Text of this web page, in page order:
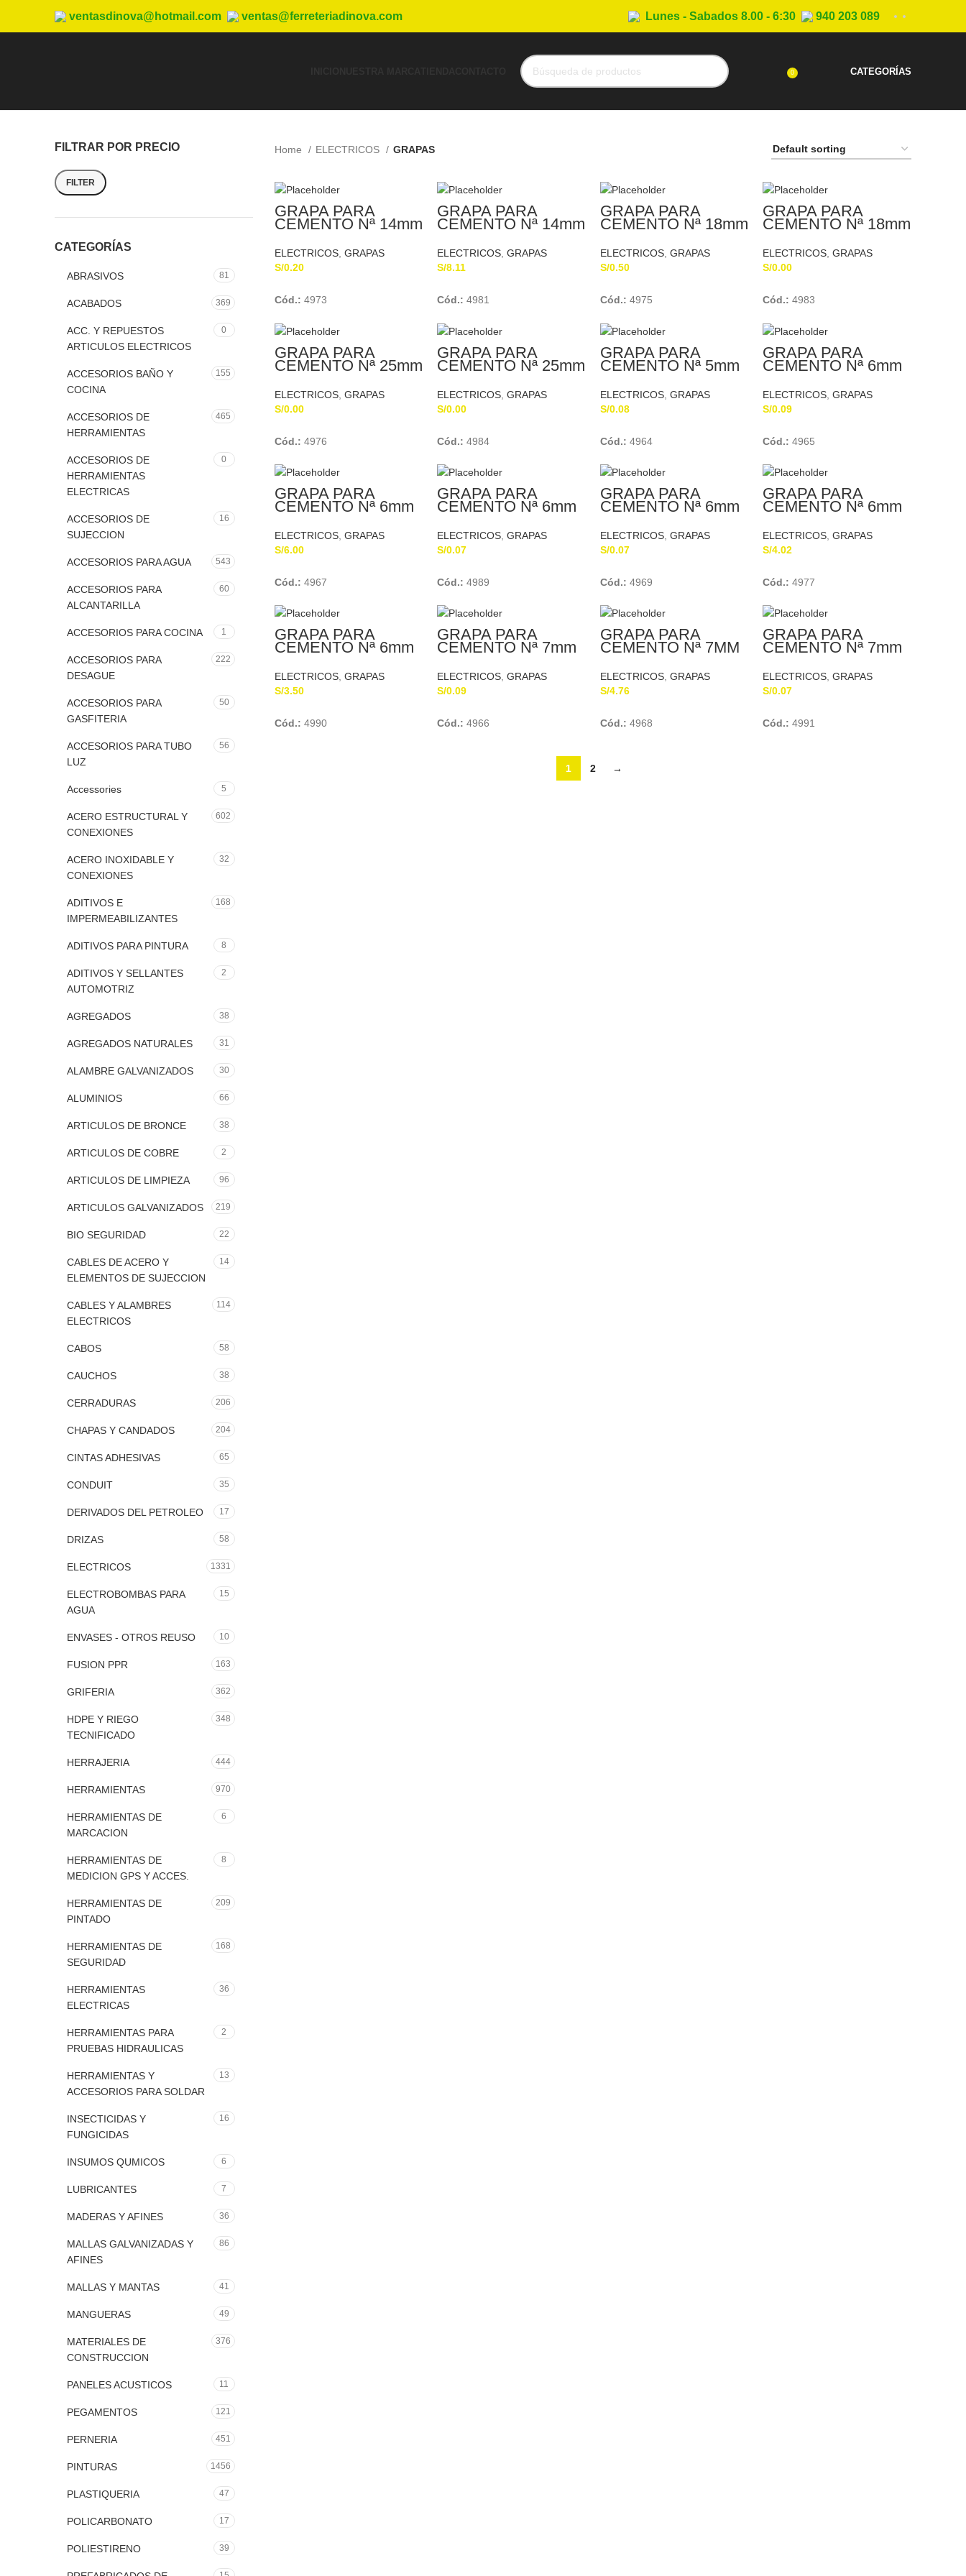
ventasdinova@hotmail.com ventas@ferreteriadinova.com Lunes - Sabados 8.00 - 6:30 940 203 089
0 CATEGORÍAS
FILTRAR POR PRECIO
FILTER
CATEGORÍAS
ABRASIVOS 81
ACABADOS 369
ACC. Y REPUESTOS
ARTICULOS ELECTRICOS
0
ACCESORIOS BAÑO Y
COCINA
155
ACCESORIOS DE
HERRAMIENTAS
465
ACCESORIOS DE
HERRAMIENTAS
ELECTRICAS
0
ACCESORIOS DE
SUJECCION
16
ACCESORIOS PARA AGUA 543
ACCESORIOS PARA
ALCANTARILLA
60
ACCESORIOS PARA COCINA 1
ACCESORIOS PARA
DESAGUE
222
ACCESORIOS PARA
GASFITERIA
50
ACCESORIOS PARA TUBO
LUZ
56
Accessories 5
ACERO ESTRUCTURAL Y
CONEXIONES
602
ACERO INOXIDABLE Y
CONEXIONES
32
ADITIVOS E
IMPERMEABILIZANTES
168
ADITIVOS PARA PINTURA 8
ADITIVOS Y SELLANTES
AUTOMOTRIZ
2
AGREGADOS 38
AGREGADOS NATURALES 31
ALAMBRE GALVANIZADOS 30
ALUMINIOS 66
ARTICULOS DE BRONCE 38
ARTICULOS DE COBRE 2
ARTICULOS DE LIMPIEZA 96
ARTICULOS GALVANIZADOS 219
BIO SEGURIDAD 22
CABLES DE ACERO Y
ELEMENTOS DE SUJECCION
14
CABLES Y ALAMBRES
ELECTRICOS
114
CABOS 58
CAUCHOS 38
CERRADURAS 206
CHAPAS Y CANDADOS 204
CINTAS ADHESIVAS 65
CONDUIT 35
DERIVADOS DEL PETROLEO 17
DRIZAS 58
ELECTRICOS 1331
ELECTROBOMBAS PARA
AGUA
15
ENVASES - OTROS REUSO 10
FUSION PPR 163
GRIFERIA 362
HDPE Y RIEGO
TECNIFICADO
348
HERRAJERIA 444
HERRAMIENTAS 970
HERRAMIENTAS DE
MARCACION
6
HERRAMIENTAS DE
MEDICION GPS Y ACCES.
8
HERRAMIENTAS DE
PINTADO
209
HERRAMIENTAS DE
SEGURIDAD
168
HERRAMIENTAS
ELECTRICAS
36
HERRAMIENTAS PARA
PRUEBAS HIDRAULICAS
2
HERRAMIENTAS Y
ACCESORIOS PARA SOLDAR
13
INSECTICIDAS Y
FUNGICIDAS
16
INSUMOS QUMICOS 6
LUBRICANTES 7
MADERAS Y AFINES 36
MALLAS GALVANIZADAS Y
AFINES
86
MALLAS Y MANTAS 41
MANGUERAS 49
MATERIALES DE
CONSTRUCCION
376
PANELES ACUSTICOS 11
PEGAMENTOS 121
PERNERIA 451
PINTURAS 1456
PLASTIQUERIA 47
POLICARBONATO 17
POLIESTIRENO 39
Home ELECTRICOS GRAPAS
GRAPA PARA
CEMENTO Nª 14mm
ELECTRICOS, GRAPAS
S/0.20
Cód.: 4973
GRAPA PARA
CEMENTO Nª 14mm
ELECTRICOS,GRAPAS
S/8.11
Cód.: 4981
GRAPA PARA
CEMENTO Nª 18mm
ELECTRICOS, GRAPAS
S/0.50
Cód.: 4975
GRAPA PARA
CEMENTO Nª 18mm
ELECTRICOS,GRAPAS
S/0.00
Cód.: 4983
GRAPA PARA
CEMENTO Nª 25mm
ELECTRICOS, GRAPAS
S/0.00
Cód.: 4976
GRAPA PARA
CEMENTO Nª 25mm
ELECTRICOS ,GRAPAS
S/0.00
Cód.: 4984
GRAPA PARA
CEMENTO Nª 5mm
ELECTRICOS, GRAPAS
S/0.08
Cód.: 4964
GRAPA PARA
CEMENTO Nª 6mm
ELECTRICOS ,GRAPAS
S/0.09
Cód.: 4965
GRAPA PARA
CEMENTO Nª 6mm
ELECTRICOS, GRAPAS
S/6.00
Cód.: 4967
GRAPA PARA
CEMENTO Nª 6mm
ELECTRICOS ,GRAPAS
S/0.07
Cód.: 4989
GRAPA PARA
CEMENTO Nª 6mm
ELECTRICOS, GRAPAS
S/0.07
Cód.: 4969
GRAPA PARA
CEMENTO Nª 6mm
ELECTRICOS ,GRAPAS
S/4.02
Cód.: 4977
GRAPA PARA
CEMENTO Nª 6mm
ELECTRICOS, GRAPAS
S/3.50
Cód.: 4990
GRAPA PARA
CEMENTO Nª 7mm
ELECTRICOS ,GRAPAS
S/0.09
Cód.: 4966
GRAPA PARA
CEMENTO Nª 7MM
ELECTRICOS, GRAPAS
S/4.76
Cód.: 4968
GRAPA PARA
CEMENTO Nª 7mm
ELECTRICOS ,GRAPAS
S/0.07
Cód.: 4991
1 2 →